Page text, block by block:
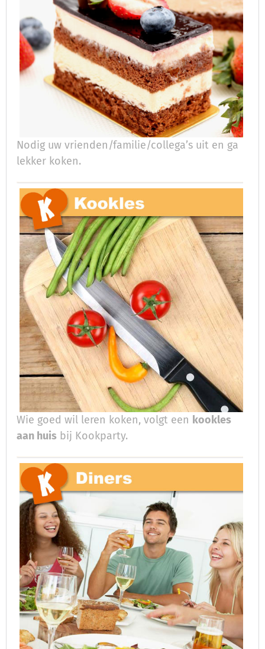
Nodig uw vrienden/familie/collega’s uit en ga
lekker koken.
Wie goed wil leren koken, volgt een kookles
aan huis bij Kookparty.​​​​